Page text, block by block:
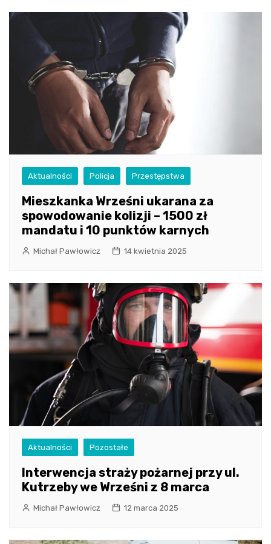
Aktualności Policja Przestępstwa
Mieszkanka Wrześni ukarana za
spowodowanie kolizji – 1500 zł
mandatu i 10 punktów karnych
Michał Pawłowicz 14 kwietnia 2025
Aktualności Pozostałe
Interwencja straży pożarnej przy ul.
Kutrzeby we Wrześni z 8 marca
Michał Pawłowicz 12 marca 2025